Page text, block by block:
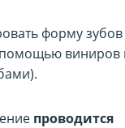
форму зубов
помощью
проводится